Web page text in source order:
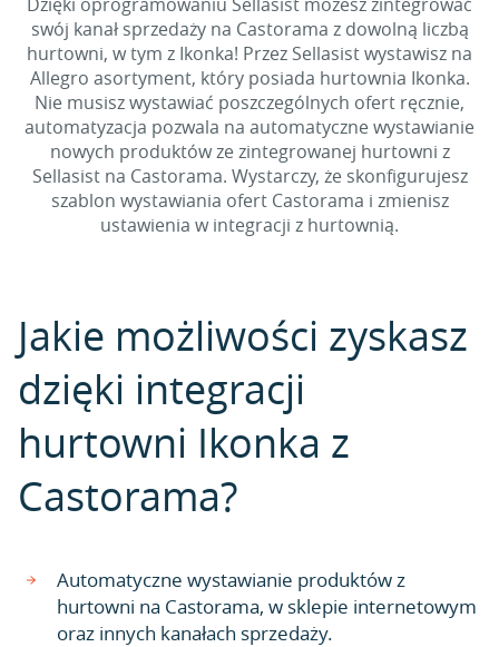
swój kanał sprzedaży na Castorama z dowolną liczbą
hurtowni, w tym z Ikonka! Przez Sellasist wystawisz na
Allegro asortyment, który posiada hurtownia Ikonka.
Nie musisz wystawiać poszczególnych ofert ręcznie,
automatyzacja pozwala na automatyczne wystawianie
nowych produktów ze zintegrowanej hurtowni z
Sellasist na Castorama. Wystarczy, że skonfigurujesz
szablon wystawiania ofert Castorama i zmienisz
ustawienia w integracji z hurtownią.
Jakie możliwości zyskasz
dzięki integracji
hurtowni Ikonka z
Castorama?
Automatyczne wystawianie produktów z
hurtowni na Castorama, w sklepie internetowym
oraz innych kanałach sprzedaży.